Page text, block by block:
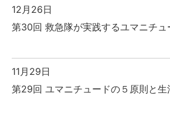
12月26日
第30回 救急隊が実践するユマニチュ
11月29日
第29回 ユマニチュードの５原則と生